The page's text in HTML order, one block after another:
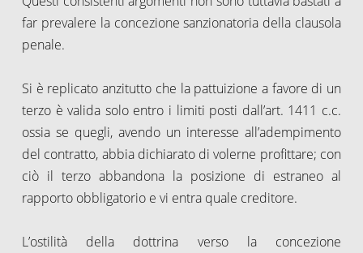
far prevalere la concezione sanzionatoria della clausola
penale.
Si è replicato anzitutto che la pattuizione a favore di un
terzo è valida solo entro i limiti posti dall’art. 1411 c.c.
ossia se quegli, avendo un interesse all’adempimento
del contratto, abbia dichiarato di volerne profittare; con
ciò il terzo abbandona la posizione di estraneo al
rapporto obbligatorio e vi entra quale creditore.
L’ostilità della dottrina verso la concezione